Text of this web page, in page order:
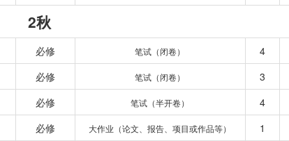
2秋
必修 笔试（闭卷） 4
必修 笔试（闭卷） 3
必修 笔试（半开卷） 4
必修 大作业（论文、报告、项目或作品等） 1